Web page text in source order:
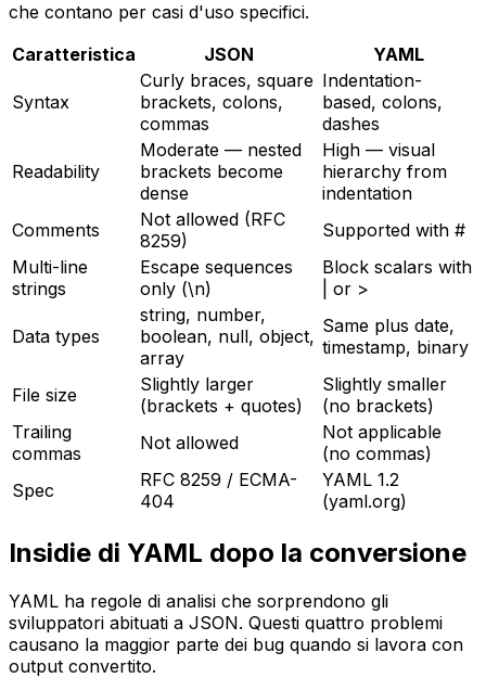
che contano per casi d'uso specifici.
Caratteristica
JSON YAML
Syntax
Curly braces, square
brackets, colons,
commas
Indentation-
based, colons,
dashes
Readability
Moderate — nested
brackets become
dense
High — visual
hierarchy from
indentation
Comments
Not allowed (RFC
8259)
Supported with #
Multi-line
strings
Escape sequences
only (\n)
Block scalars with
| or >
Data types
string, number,
boolean, null, object,
array
Same plus date,
timestamp, binary
File size
Slightly larger
(brackets + quotes)
Slightly smaller
(no brackets)
Trailing
commas
Not allowed
Not applicable
(no commas)
Spec
RFC 8259 / ECMA-
404
YAML 1.2
(yaml.org)
Insidie di YAML dopo la conversione
YAML ha regole di analisi che sorprendono gli
sviluppatori abituati a JSON. Questi quattro problemi
causano la maggior parte dei bug quando si lavora con
output convertito.